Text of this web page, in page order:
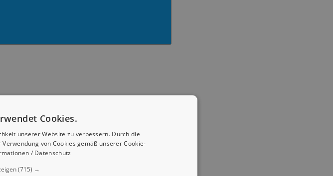
Cookies.
unserer Website zu verbessern. Durch die
von Cookies gemäß unserer Cookie-
/ Datenschutz
(715) →